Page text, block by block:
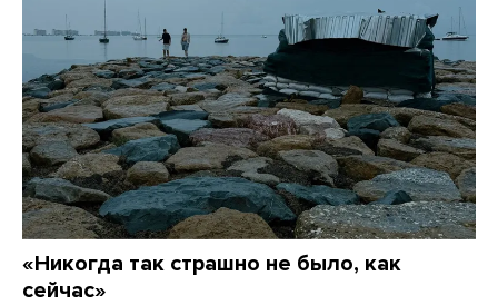
«Никогда так страшно не было, как
сейчас»